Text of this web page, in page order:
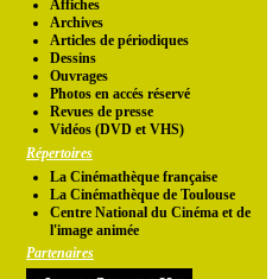
Affiches
Archives
Articles de périodiques
Dessins
Ouvrages
Photos en accés réservé
Revues de presse
Vidéos (DVD et VHS)
Répertoires
La Cinémathèque française
La Cinémathèque de Toulouse
Centre National du Cinéma et de
l'image animée
Partenaires